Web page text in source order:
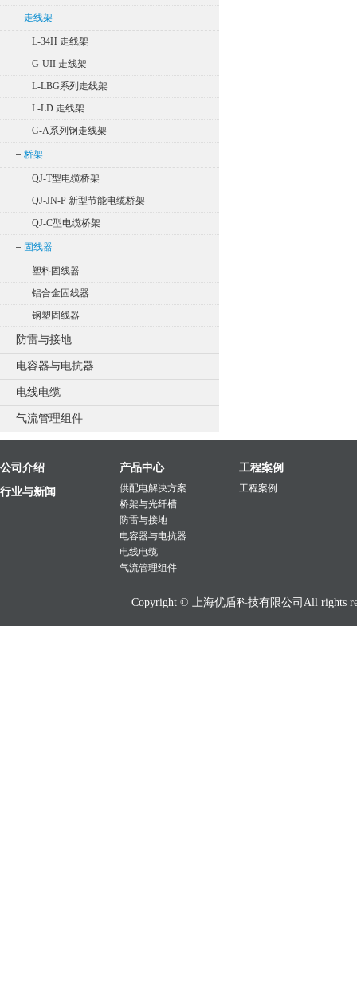
走线架
L-34H 走线架
G-UII 走线架
L-LBG系列走线架
L-LD 走线架
G-A系列钢走线架
桥架
QJ-T型电缆桥架
QJ-JN-P 新型节能电缆桥架
QJ-C型电缆桥架
固线器
塑料固线器
铝合金固线器
钢塑固线器
防雷与接地
电容器与电抗器
电线电缆
气流管理组件
公司介绍
行业与新闻
产品中心
供配电解决方案
桥架与光纤槽
防雷与接地
电容器与电抗器
电线电缆
气流管理组件
工程案例
工程案例
Copyright © 上海优盾科技有限公司All rights